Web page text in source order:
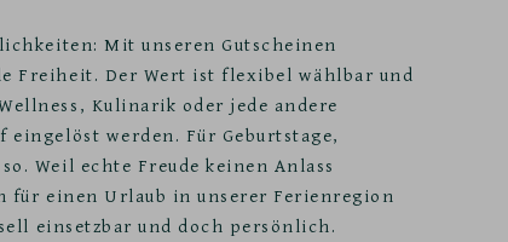
Mit unseren Gutscheinen
Freiheit. Der Wert ist flexibel wählbar und
Kulinarik oder jede andere
eingelöst werden. Für Geburtstage,
Weil echte Freude keinen Anlass
für einen Urlaub in unserer Ferienregion
einsetzbar und doch persönlich.